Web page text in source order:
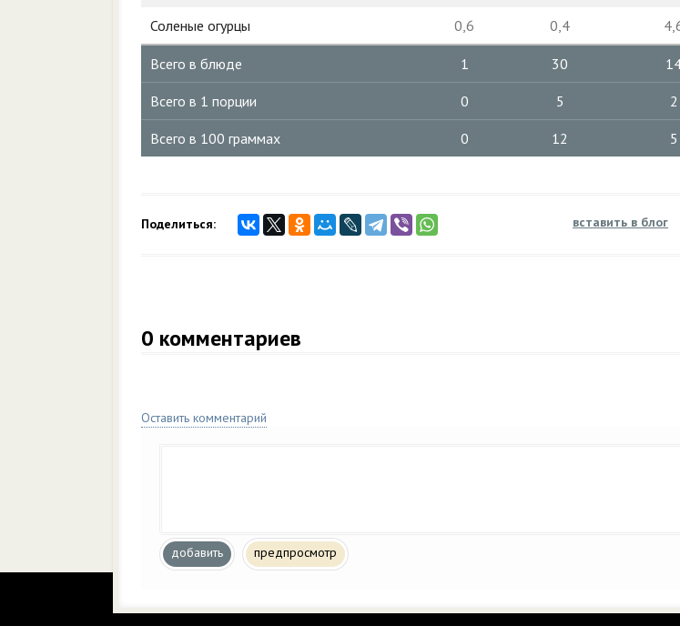
Соленые огурцы
0,6 0,4
Всего в блюде 1 30
Всего в 1 порции 0 5 2
Всего в 100 граммах 0 12 5
Поделиться: вставить в блог
0 комментариев
Оставить комментарий
добавить предпросмотр